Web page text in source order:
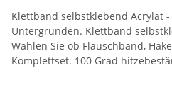
Klettband selbstklebend Acrylat
Untergründen. Klettband
Wählen Sie ob Flauschband,
Komplettset. 100 Grad